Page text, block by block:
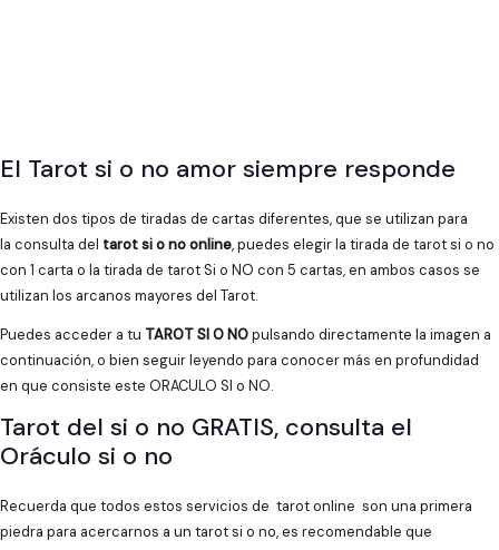
El Tarot si o no amor siempre responde
Existen dos tipos de tiradas de cartas diferentes, que se utilizan para
la consulta del tarot si o no online, puedes elegir la tirada de tarot si o no
con 1 carta o la tirada de tarot Si o NO con 5 cartas, en ambos casos se
utilizan los arcanos mayores del Tarot.
Puedes acceder a tu TAROT SI O NOpulsando directamente la imagen a
continuación, o bien seguir leyendo para conocer más en profundidad
en que consiste este ORACULO SI o NO.
Tarot del si o no GRATIS, consulta el
Oráculo si o no
Recuerda que todos estos servicios de tarot online son una primera
piedra para acercarnos a un tarot si o no, es recomendable que